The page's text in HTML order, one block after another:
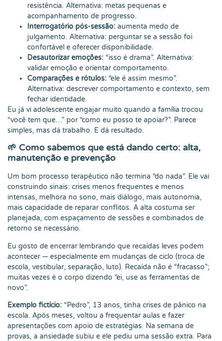
resistência. Alternativa: metas pequenas e
acompanhamento de progresso.
Interrogatório pós-sessão: aumenta medo de
julgamento. Alternativa: perguntar se a sessão foi
confortável e oferecer disponibilidade.
Desautorizar emoções: “isso é drama”. Alternativa:
validar emoção e orientar comportamento.
Comparações e rótulos: “ele é assim mesmo”.
Alternativa: descrever comportamento e contexto, sem
fechar identidade.
Eu já vi adolescente engajar muito quando a família trocou
“você tem que…” por “como eu posso te apoiar?”. Parece
simples, mas dá trabalho. E dá resultado.
🌱 Como sabemos que está dando certo: alta,
manutenção e prevenção
Um bom processo terapêutico não termina “do nada”. Ele vai
construindo sinais: crises menos frequentes e menos
intensas, melhora no sono, mais diálogo, mais autonomia,
mais capacidade de reparar conflitos. A alta costuma ser
planejada, com espaçamento de sessões e combinados de
retorno se necessário.
Eu gosto de encerrar lembrando que recaídas leves podem
acontecer — especialmente em mudanças de ciclo (troca de
escola, vestibular, separação, luto). Recaída não é “fracasso”;
muitas vezes é o corpo dizendo “ei, use as ferramentas de
novo”.
Exemplo fictício: “Pedro”, 13 anos, tinha crises de pânico na
escola. Após meses, voltou a frequentar aulas e fazer
apresentações com apoio de estratégias. Na semana de
provas, a ansiedade subiu e ele pediu uma sessão extra. Para